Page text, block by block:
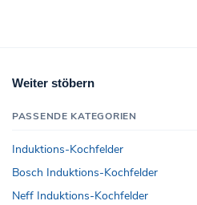
Weiter stöbern
PASSENDE KATEGORIEN
Induktions-Kochfelder
Bosch Induktions-Kochfelder
Neff Induktions-Kochfelder